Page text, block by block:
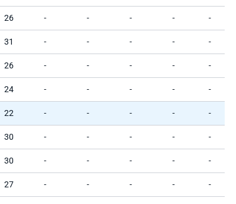
26 - - - - -
31 - - - - -
26 - - - - -
24 - - - - -
22 - - - - -
30 - - - - -
30 - - - - -
27 - - - - -